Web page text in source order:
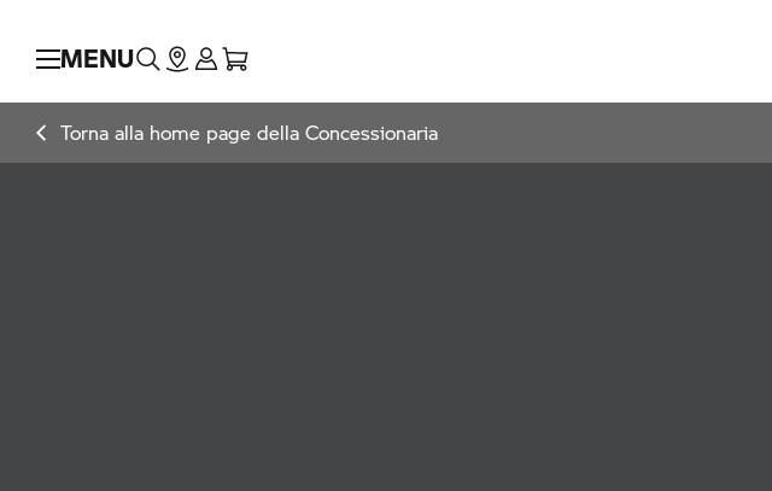
MENU
Torna alla home page della Concessionaria